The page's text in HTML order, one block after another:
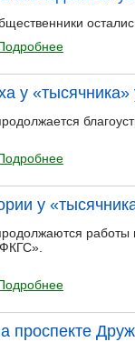
у
у
работы
проспекте